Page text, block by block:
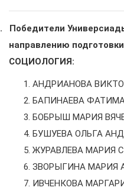
Победители
направлению
СОЦИОЛОГИЯ:
АНДРИАНОВА
БАПИНАЕВА
БОБРЫШ МАРИЯ
БУШУЕВА ОЛЬГА
ЖУРАВЛЕВА МАРИЯ
ЗВОРЫГИНА МАРИЯ
ИВЧЕНКОВА